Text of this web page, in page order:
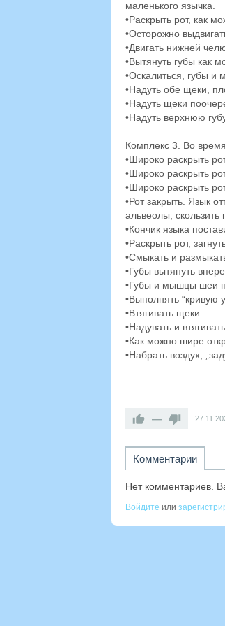
маленького язычка.
•Раскрыть рот, как
•Осторожно
•Двигать нижней
•Вытянуть губы как
•Оскалиться, губы и
•Надуть обе щеки,
•Надуть щеки
•Надуть верхнюю
Комплекс 3. Во
•Широко раскрыть
•Широко раскрыть
•Широко раскрыть
•Рот закрыть. Язык
альвеолы, скользить
•Кончик языка
•Раскрыть рот,
•Смыкать и
•Губы вытянуть
•Губы и мышцы шеи
•Выполнять “кривую
•Втягивать щеки.
•Надувать и
•Как можно шире
•Набрать воздух,
—
Комментарии
Нет комментариев.
Войдите или